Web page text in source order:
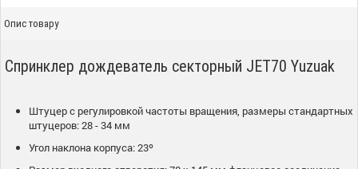
Опис товару
Спринклер дождеватель секторный JET70 Yuzuak
Штуцер с регулировкой частоты вращения, размеры стандартных
штуцеров: 28 - 34 мм
Угол наклона корпуса: 23º